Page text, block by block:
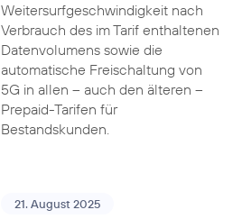
Weitersurfgeschwindigkeit nach
Verbrauch des im Tarif enthaltenen
Datenvolumens sowie die
automatische Freischaltung von
5G in allen – auch den älteren –
Prepaid-Tarifen für
Bestandskunden.
21. August 2025